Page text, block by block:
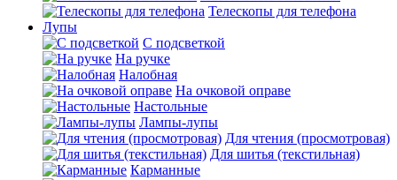
Телескопы для телефона
Лупы
С подсветкой
На ручке
Налобная
На очковой оправе
Настольные
Лампы-лупы
Для чтения (просмотровая)
Для шитья (текстильная)
Карманные